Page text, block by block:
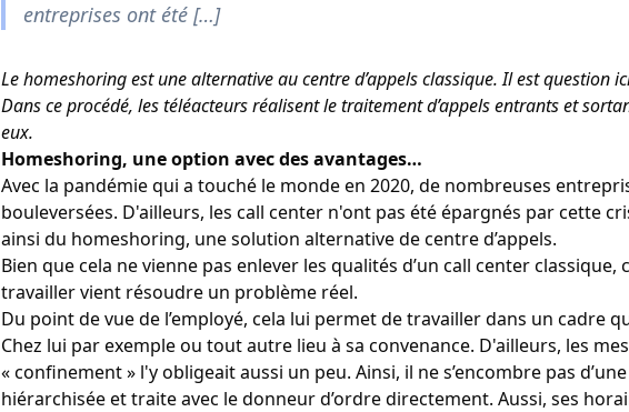
entreprises ont été […]
Le homeshoring est une alternative au centre d’appels classique. Il est question
Dans ce procédé, les téléacteurs réalisent le traitement d’appels entrants et
eux.
Homeshoring, une option avec des avantages…
Avec la pandémiequi a touché le monde en 2020, de nombreuses
bouleversées. D'ailleurs, les call center n'ont pas été épargnés par cette
ainsi du homeshoring, une solution alternative de centre d’appels.
Bien que cela ne vienne pas enlever les qualités d’un call center classique,
travailler vient résoudre un problème réel.
Du point de vue de l’employé, cela lui permet de travailler dans un cadre
Chez lui par exemple ou tout autre lieu à sa convenance. D'ailleurs, les
« confinement » l'y obligeait aussi un peu. Ainsi, il ne s’encombre pas
hiérarchisée et traite avec le donneur d’ordre directement. Aussi, ses